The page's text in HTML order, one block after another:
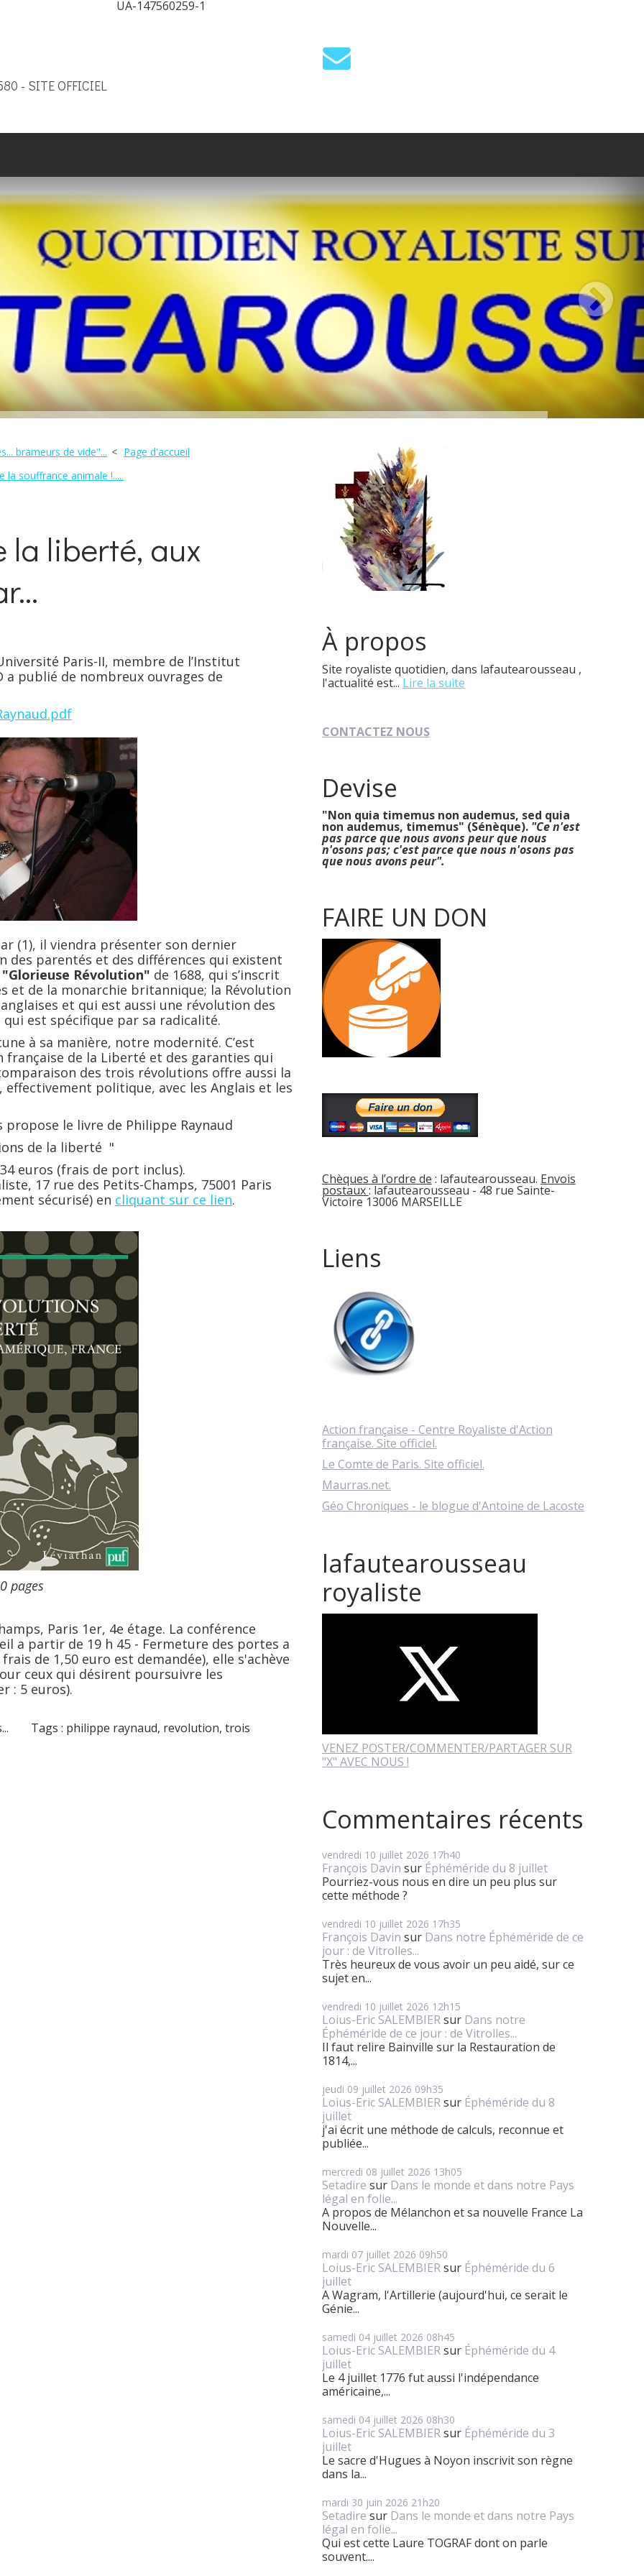
UA-147560259-1
- SITE OFFICIEL
brameurs de vide"...
Page d'accueil
souffrance animale !.....
la liberté, aux
Paris-II, membre de l’Institut
a publié de nombreux ouvrages de
il viendra présenter son dernier
des parentés et des différences qui existent
"Glorieuse Révolution" de 1688, qui s’inscrit
et de la monarchie britannique; la Révolution
et qui est aussi une révolution des
est spécifique par sa radicalité.
sa manière, notre modernité. C’est
française de la Liberté et des garanties qui
des trois révolutions offre aussi la
politique, avec les Anglais et les
le livre de Philippe Raynaud
de la liberté "
euros (frais de port inclus).
17 rue des Petits-Champs, 75001 Paris
sécurisé) en cliquant sur ce lien.
pages
Paris 1er, 4e étage. La conférence
a partir de 19 h 45 - Fermeture des portes a
de 1,50 euro est demandée), elle s'achève
ceux qui désirent poursuivre les
: 5 euros).
Tags : philippe raynaud, revolution,trois
À propos
Site royaliste quotidien, dans lafautearousseau ,
l'actualité est... Lire la suite
CONTACTEZ NOUS
Devise
"Non quia timemus non audemus, sed quia
non audemus, timemus" (Sénèque). "Ce n'est
pas parce que nous avons peur que nous
n'osons pas; c'est parce que nous n'osons pas
que nous avons peur".
FAIRE UN DON
Chèques à l’ordre de : lafautearousseau. Envois
postaux: lafautearousseau - 48 rue Sainte-
Victoire 13006 MARSEILLE
Liens
Action française - Centre Royaliste d'Action
française. Site officiel.
Le Comte de Paris. Site officiel.
Maurras.net.
Géo Chroniques - le blogue d'Antoine de Lacoste
lafautearousseau
royaliste
VENEZ POSTER/COMMENTER/PARTAGER SUR
"X" AVEC NOUS !
Commentaires récents
vendredi 10 juillet 2026 17h40
François Davin sur Éphéméride du 8 juillet
Pourriez-vous nous en dire un peu plus sur
cette méthode ?
vendredi 10 juillet 2026 17h35
François Davin sur Dans notre Éphéméride de ce
jour : de Vitrolles...
Très heureux de vous avoir un peu aidé, sur ce
sujet en...
vendredi 10 juillet 2026 12h15
Loius-Eric SALEMBIERsur Dans notre
Éphéméride de ce jour : de Vitrolles...
Il faut relire Bainville sur la Restauration de
1814,...
jeudi 09 juillet 2026 09h35
Loius-Eric SALEMBIERsur Éphéméride du 8
juillet
j'ai écrit une méthode de calculs, reconnue et
publiée...
mercredi 08 juillet 2026 13h05
Setadire sur Dans le monde et dans notre Pays
légal en folie...
A propos de Mélanchon et sa nouvelle France La
Nouvelle...
mardi 07 juillet 2026 09h50
Loius-Eric SALEMBIERsur Éphéméride du 6
juillet
A Wagram, l'Artillerie (aujourd'hui, ce serait le
Génie...
samedi 04 juillet 2026 08h45
Loius-Eric SALEMBIERsur Éphéméride du 4
juillet
Le 4 juillet 1776 fut aussi l'indépendance
américaine,...
samedi 04 juillet 2026 08h30
Loius-Eric SALEMBIERsur Éphéméride du 3
juillet
Le sacre d'Hugues à Noyon inscrivit son règne
dans la...
mardi 30 juin 2026 21h20
Setadire sur Dans le monde et dans notre Pays
légal en folie...
Qui est cette Laure TOGRAF dont on parle
souvent....